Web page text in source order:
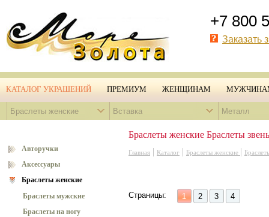
+7 800
Заказать
КАТАЛОГ УКРАШЕНИЙ ПРЕМИУМ ЖЕНЩИНАМ
Браслеты женские Вставка Металл
Авторучки
Аксессуары
Браслеты женские
Браслеты мужские
Браслеты на ногу
Браслеты женские Браслеты
Главная | Каталог | Браслеты женские |
Страницы: 1 2 3 4